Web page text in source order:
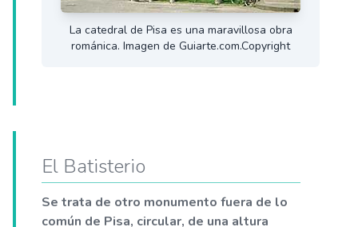
La catedral de Pisa es una maravillosa obra
románica. Imagen de Guiarte.com.Copyright
El Batisterio
Se trata de otro monumento fuera de lo
común de Pisa, circular, de una altura